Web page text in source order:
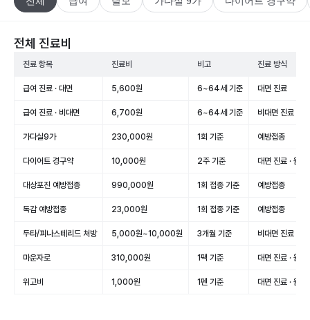
전체 진료비
진료 항목 진료비 비고 진료 방식
급여 진료 · 대면 5,600원 6~64세 기준 대면 진료
급여 진료 · 비대면 6,700원 6~64세 기준 비대면 진료
가다실9가 230,000원 1회 기준 예방접종
다이어트 경구약 10,000원 2주 기준 대면 진료 · 원내
대상포진 예방접종 990,000원 1회 접종 기준 예방접종
독감 예방접종 23,000원 1회 접종 기준 예방접종
두타/피나스테리드 처방 5,000원~10,000원 3개월 기준 비대면 진료
마운자로 310,000원 1팩 기준 대면 진료 · 원내
위고비 1,000원 1펜 기준 대면 진료 · 원내